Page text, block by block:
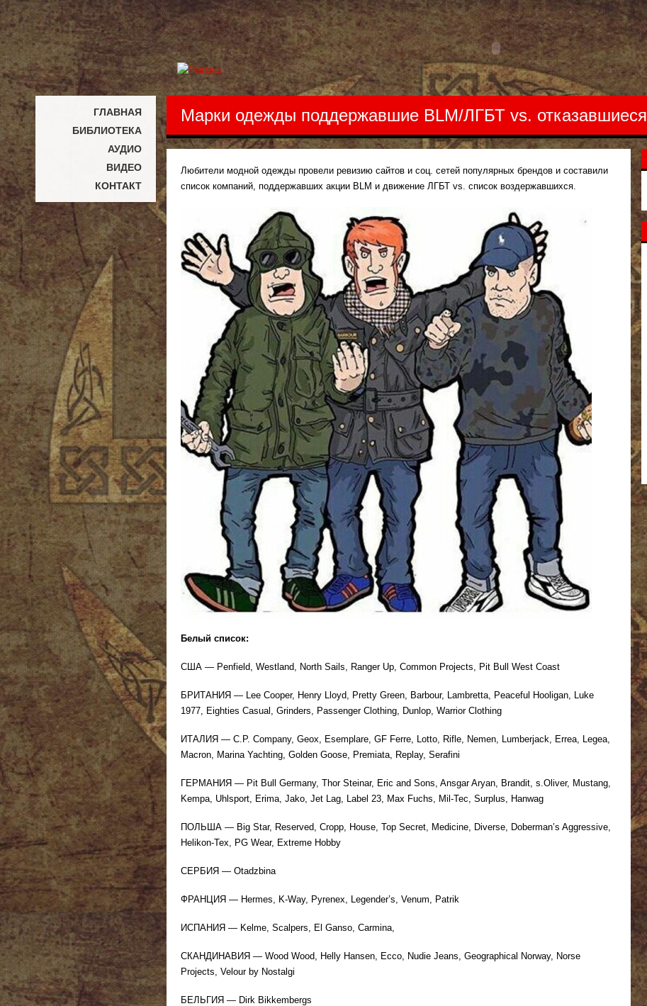
ГЛАВНАЯ
БИБЛИОТЕКА
АУДИО
ВИДЕО
КОНТАКТ
Марки одежды поддержавшие BLM/ЛГБТ vs. отказавшиеся
Любители модной одежды провели ревизию сайтов и соц. сетей популярных брендов и составили
список компаний, поддержавших акции BLM и движение ЛГБТ vs. список воздержавшихся.
Белый список:
США — Penfield, Westland, North Sails, Ranger Up, Common Projects, Pit Bull West Coast
БРИТАНИЯ — Lee Cooper, Henry Lloyd, Pretty Green, Barbour, Lambretta, Peaceful Hooligan, Luke
1977, Eighties Casual, Grinders, Passenger Clothing, Dunlop, Warrior Clothing
ИТАЛИЯ — C.P. Company, Geox, Esemplare, GF Ferre, Lotto, Rifle, Nemen, Lumberjack, Errea, Legea,
Macron, Marina Yachting, Golden Goose, Premiata, Replay, Serafini
ГЕРМАНИЯ — Pit Bull Germany, Thor Steinar, Eric and Sons, Ansgar Aryan, Brandit, s.Oliver, Mustang,
Kempa, Uhlsport, Erima, Jako, Jet Lag, Label 23, Max Fuchs, Mil-Tec, Surplus, Hanwag
ПОЛЬША — Big Star, Reserved, Cropp, House, Top Secret, Medicine, Diverse, Doberman’s Aggressive,
Helikon-Tex, PG Wear, Extreme Hobby
СЕРБИЯ — Otadzbina
ФРАНЦИЯ — Hermes, K-Way, Pyrenex, Legender’s, Venum, Patrik
ИСПАНИЯ — Kelme, Scalpers, El Ganso, Carmina,
СКАНДИНАВИЯ — Wood Wood, Helly Hansen, Ecco, Nudie Jeans, Geographical Norway, Norse
Projects, Velour by Nostalgi
БЕЛЬГИЯ — Dirk Bikkembergs